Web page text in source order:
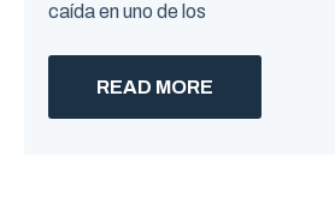
caída en uno de los
READ MORE